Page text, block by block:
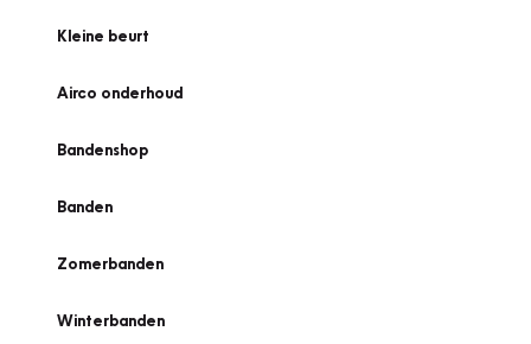
Kleine beurt
Airco onderhoud
Bandenshop
Banden
Zomerbanden
Winterbanden